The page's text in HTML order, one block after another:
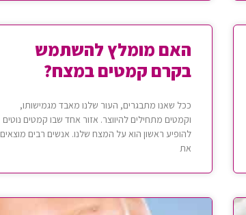
האם מומלץ להשתמש
בקרם קמטים במצח?
ככל שאנו מתבגרים, העור שלנו מאבד מגמישותו,
וקמטים מתחילים להיווצר. אזור אחד שבו קמטים נוטים
להופיע ראשון הוא על המצח שלנו. אנשים רבים מוצאים
את